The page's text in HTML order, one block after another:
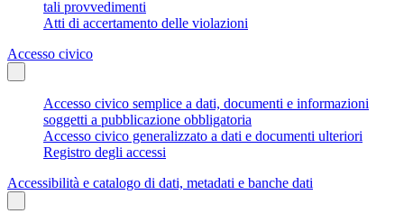
tali provvedimenti
Atti di accertamento delle violazioni
Accesso civico
Accesso civico semplice a dati, documenti e informazioni
soggetti a pubblicazione obbligatoria
Accesso civico generalizzato a dati e documenti ulteriori
Registro degli accessi
Accessibilità e catalogo di dati, metadati e banche dati